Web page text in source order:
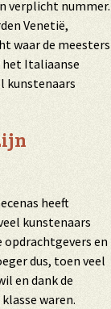
verplicht nummer.
Venetië,
waar de meesters
het Italiaanse
kunstenaars
heeft
kunstenaars
opdrachtgevers en
dus, toen veel
en dank de
waren.